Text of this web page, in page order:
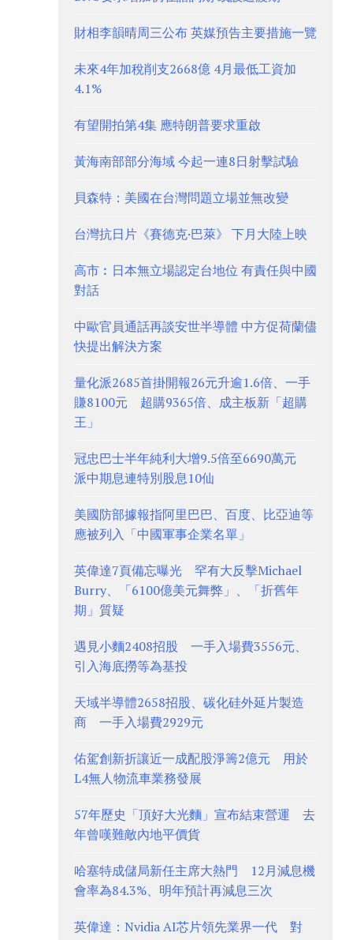
財相李韻晴周三公布 英媒預告主要措施一覽
未來4年加稅削支2668億 4月最低工資加
4.1%
有望開拍第4集 應特朗普要求重啟
黃海南部部分海域 今起一連8日射擊試驗
貝森特：美國在台灣問題立場並無改變
台灣抗日片《賽德克·巴萊》 下月大陸上映
高市︰日本無立場認定台地位 有責任與中國
對話
中歐官員通話再談安世半導體 中方促荷蘭儘
快提出解決方案
量化派2685首掛開報26元升逾1.6倍、一手
賺8100元 超購9365倍、成主板新「超購
王」
冠忠巴士半年純利大增9.5倍至6690萬元
派中期息連特別股息10仙
美國防部據報指阿里巴巴、百度、比亞迪等
應被列入「中國軍事企業名單」
英偉達7頁備忘曝光 罕有大反擊Michael
Burry、「6100億美元舞弊」、「折舊年
期」質疑
遇見小麵2408招股 一手入場費3556元、
引入海底撈等為基投
天域半導體2658招股、碳化硅外延片製造
商 一手入場費2929元
佑駕創新折讓近一成配股淨籌2億元 用於
L4無人物流車業務發展
57年歷史「頂好大光麵」宣布結束營運 去
年曾嘆難敵內地平價貨
哈塞特成儲局新任主席大熱門 12月減息機
會率為84.3%、明年預計再減息三次
英偉達：Nvidia AI芯片領先業界一代 對